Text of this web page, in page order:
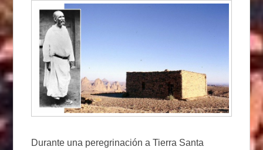
Durante una peregrinación a Tierra Santa